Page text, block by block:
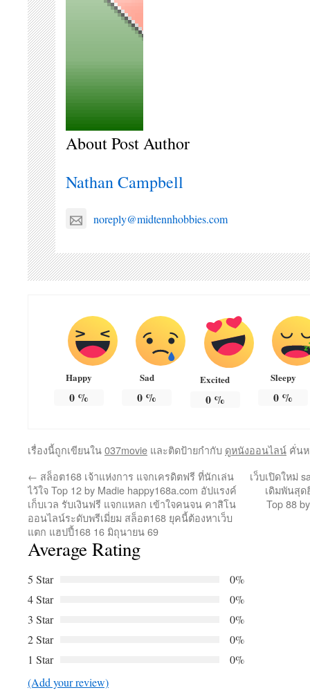
About Post Author
Nathan Campbell
noreply@midtennhobbies.com
Happy
0%
Sad
0 %
Excited
0%
Sleepy
0 %
เรื่องนี้ถูกเขียนใน037movie และติดป้ายกำกับ ดูหนังออนไลน์ คั่น
← สล็อต168 เจ้าแห่งการ แจกเครดิตฟรี ที่นักเล่น
ไว้ใจ Top 12 by Madie happy168a.com อัปแรงค์
เก็บเวล รับเงินฟรี แจกแหลก เข้าใจคนจน คาสิโน
ออนไลน์ระดับพรีเมี่ยม สล็อต168 ยุคนี้ต้องหาเว็บ
แตก แฮปปี้168 16 มิถุนายน 69
เว็บเปิดใหม่
เดิมพันสุด
Top 88
Average Rating
5 Star
0%
4 Star
0%
3 Star
0%
2 Star
0%
1 Star
0%
(Add your review)